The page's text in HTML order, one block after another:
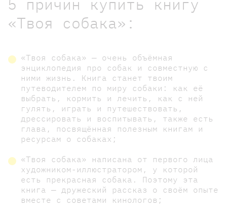
«Твоя собака»:
«Твоя собака» — очень объёмная
энциклопедия про собак и совместную с
ними жизнь. Книга станет твоим
путеводителем по миру собаки: как её
выбрать, кормить и лечить, как с ней
гулять, играть и путешествовать,
дрессировать и воспитывать, также есть
глава, посвящённая полезным книгам и
ресурсам о собаках;
«Твоя собака» написана от первого лица
художником-иллюстратором, у которой
есть прекрасная собака. Поэтому эта
книга — дружеский рассказ о своём опыте
вместе с советами кинологов;